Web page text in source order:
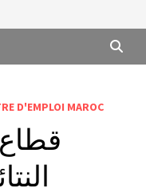
D'EMPLOI MAROC
قطاع